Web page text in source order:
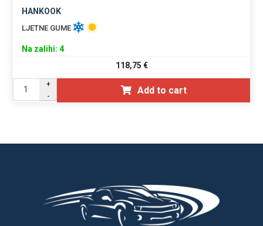
HANKOOK
LJETNE GUME
Na zalihi: 4
118,75 €
+
-
Add to cart